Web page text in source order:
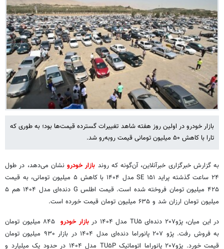
بازار خودرو در اولین روز هفته شاهد تغییرات گسترده قیمت‌ها بود؛ به طوری که
تارا با کاهش ۵۰ میلیون تومانی قیمت روبه‌رو شد.
به گزارش خبرگزاری خبرآنلاین، آن‌گونه که روند بازار خودرو نشان می‌دهد، در طول
۲۴ ساعت گذشته پراید ۱۵۱ SE مدل ۱۴۰۴ با کاهش ۵ میلیون تومانی، به قیمت
۴۲۵ میلیون تومان فروخته شده است. قیمت اطلس G دنده‌ای مدل ۱۴۰۴ هم ۵
میلیون تومان ارزان شد و ۶۳۵ میلیون تومان قیمت خورده است.
در این میان، پژو۲۰۷ دنده‌ای TU۵ مدل ۱۴۰۴ در
بازار خودرو
۸۴۵ میلیون تومان
به فروش رفت. پژو ۲۰۷ پانوراما دنده‌ای مدل ۱۴۰۴ در بازار ۹۳۰ میلیون تومان
قیمت خورد. پژو۲۰۷ پانوراما اتوماتیک TU۵P مدل ۱۴۰۴ در حدود یک میلیارد و